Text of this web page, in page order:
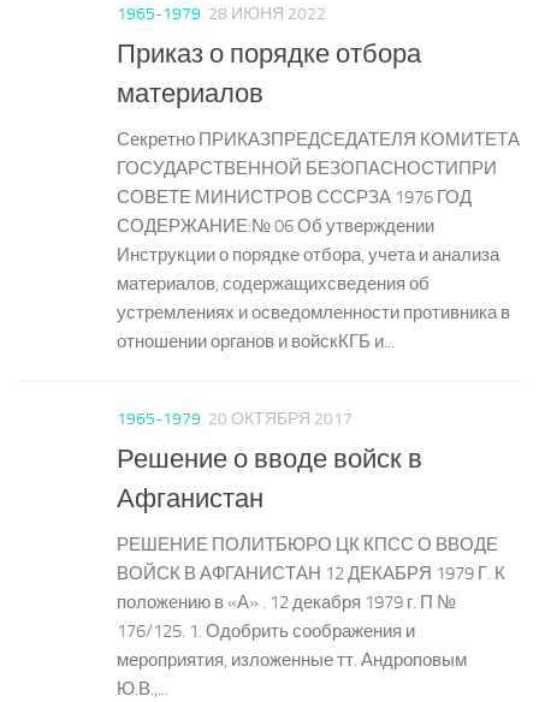
1965-1979 28 ИЮНЯ 2022
Приказ о порядке отбора
материалов
Секретно ПРИКАЗПРЕДСЕДАТЕЛЯ КОМИТЕТА
ГОСУДАРСТВЕННОЙ БЕЗОПАСНОСТИПРИ
СОВЕТЕ МИНИСТРОВ СССРЗА 1976 ГОД
СОДЕРЖАНИЕ:№ 06 Об утверждении
Инструкции о порядке отбора, учета и анализа
материалов, содержащихсведения об
устремлениях и осведомленности противника в
отношении органов и войскКГБ и...
1965-1979 20 ОКТЯБРЯ 2017
Решение о вводе войск в
Афганистан
РЕШЕНИЕ ПОЛИТБЮРО ЦК КПСС О ВВОДЕ
ВОЙСК В АФГАНИСТАН 12 ДЕКАБРЯ 1979 Г. К
положению в «А» . 12 декабря 1979 г. П №
176/125. 1. Одобрить соображения и
мероприятия, изложенные тт. Андроповым
Ю.В.,...